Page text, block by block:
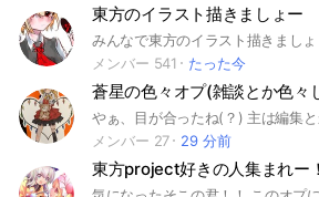
やってはいけないこと イラストを貶す、
インに反する画像の投稿（本当にやめてく
暴言、嫌がらせ（絶対❌️です） 即抜け、無言抜け ✦
んでくださりありがとうございます✨️ここ
しましょう！！ ✦管理人：ミニカー アイコン作者様：むぎ
様 ✦✦✦✦✦✦✦✦以下🏷️✦✦✦✦✦✦✦✦ #東方#東方Project#
ペンギン狂#ペンギン狂🐧#🐧#イラスト
#フラン#レミリア#幽々子#妖夢#東方ロ
ワ#東方幻想エクリプス#ゲンリプ#東方
社#絵#幻想郷#上海アリス幻樂団#イラコ
ト
東方のイラスト描きましょー
メンバー 541
たった今
蒼星の色々オプ(雑談とか色々
メンバー 27
29 分前
東方project好きの人集まれー